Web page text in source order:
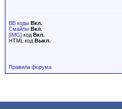
BB коды Вкл.
Смайлы Вкл.
[IMG] код Вкл.
HTML код Выкл.
Правила форума